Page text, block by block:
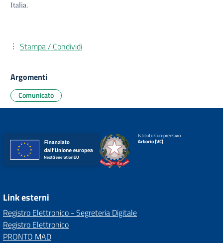
Italia.
Stampa / Condividi
Argomenti
Comunicato
Istituto Comprensivo
Arborio (VC)
Link esterni
Registro Elettronico - Segreteria Digitale
Registro Elettronico
PRONTO MAD